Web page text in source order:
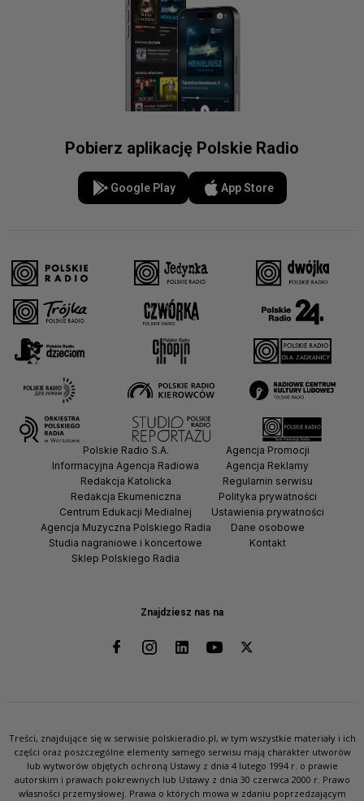
Pobierz aplikację Polskie Radio
Google Play App Store
Znajdziesz nas na
Polskie Radio S.A.
Informacyjna Agencja Radiowa
Redakcja Katolicka
Redakcja Ekumeniczna
Centrum Edukacji Medialnej
Agencja Muzyczna Polskiego Radia
Studia nagraniowe i koncertowe
Sklep Polskiego Radia
Agencja Promocji
Agencja Reklamy
Regulamin serwisu
Polityka prywatności
Ustawienia prywatności
Dane osobowe
Kontakt
Treści, znajdujące się w serwisie polskieradio.pl, w tym wszystkie materiały i ich
części oraz poszczególne elementy samego serwisu mają charakter utworów
lub wytworów objętych ochroną Ustawy z dnia 4 lutego 1994 r. o prawie
autorskim i prawach pokrewnych lub Ustawy z dnia 30 czerwca 2000 r. Prawo
własności przemysłowej. Prawa o których mowa w zdaniu poprzedzającym